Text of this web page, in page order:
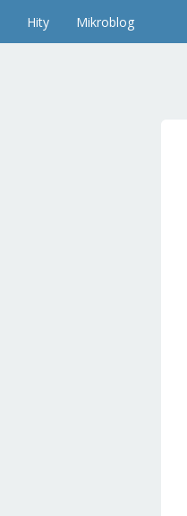
Hity Mikroblog